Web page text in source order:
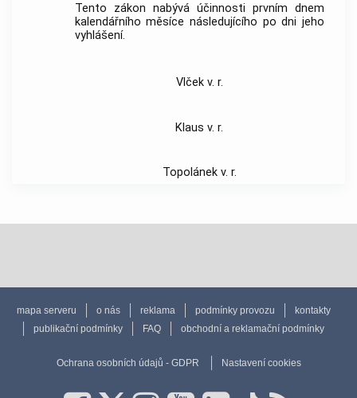
Tento zákon nabývá účinnosti prvním dnem
kalendářního měsíce následujícího po dni jeho
vyhlášení.
Vlček v. r.
Klaus v. r.
Topolánek v. r.
mapa serveru o nás reklama podmínky provozu
kontakty
publikační podmínky
FAQ obchodní a reklamační podmínky
Ochrana osobních údajů - GDPR Nastavení cookies